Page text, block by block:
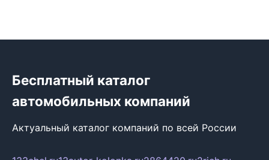
Бесплатный каталог
автомобильных компаний
Актуальный каталог компаний по всей России